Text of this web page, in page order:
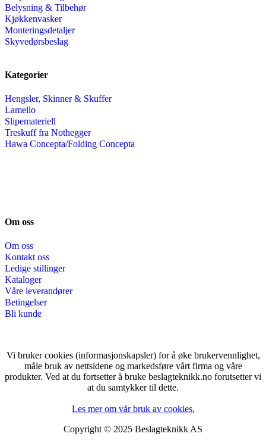
Belysning & Tilbehør
Kjøkkenvasker
Monteringsdetaljer
Skyvedørsbeslag
Kategorier
Hengsler, Skinner & Skuffer
Lamello
Slipemateriell
Treskuff fra Nothegger
Hawa Concepta/Folding Concepta
Om oss
Om oss
Kontakt oss
Ledige stillinger
Kataloger
Våre leverandører
Betingelser
Bli kunde
Vi bruker cookies (informasjonskapsler) for å øke brukervennlighet,
måle bruk av nettsidene og markedsføre vårt firma og våre
produkter. Ved at du fortsetter å bruke beslagteknikk.no forutsetter vi
at du samtykker til dette.
Les mer om vår bruk av cookies.
Copyright © 2025 Beslagteknikk AS